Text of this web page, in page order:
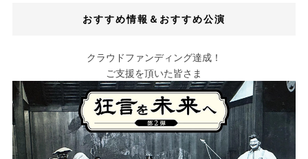
おすすめ情報＆おすすめ公演
クラウドファンディング達成！
ご支援を頂いた皆さま